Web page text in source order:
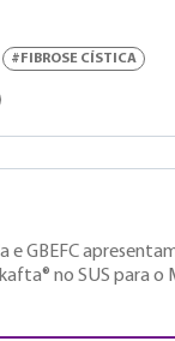
#FIBROSE CÍSTICA
e GBEFC
no SUS para o